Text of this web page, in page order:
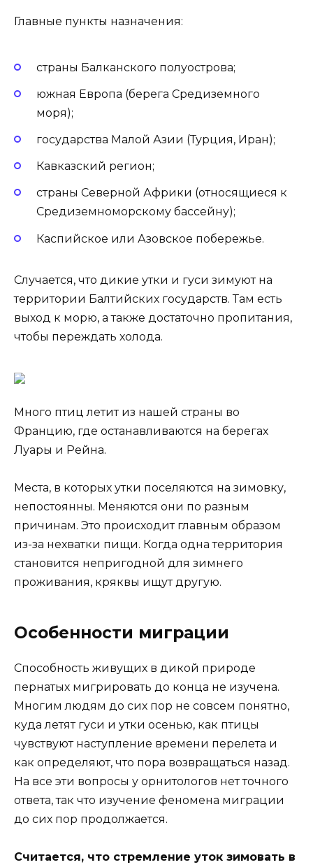
Главные пункты назначения:
страны Балканского полуострова;
южная Европа (берега Средиземного
моря);
государства Малой Азии (Турция, Иран);
Кавказский регион;
страны Северной Африки (относящиеся к
Средиземноморскому бассейну);
Каспийское или Азовское побережье.
Случается, что дикие утки и гуси зимуют на
территории Балтийских государств. Там есть
выход к морю, а также достаточно пропитания,
чтобы переждать холода.
Много птиц летит из нашей страны во
Францию, где останавливаются на берегах
Луары и Рейна.
Места, в которых утки поселяются на зимовку,
непостоянны. Меняются они по разным
причинам. Это происходит главным образом
из-за нехватки пищи. Когда одна территория
становится непригодной для зимнего
проживания, кряквы ищут другую.
Особенности миграции
Способность живущих в дикой природе
пернатых мигрировать до конца не изучена.
Многим людям до сих пор не совсем понятно,
куда летят гуси и утки осенью, как птицы
чувствуют наступление времени перелета и
как определяют, что пора возвращаться назад.
На все эти вопросы у орнитологов нет точного
ответа, так что изучение феномена миграции
до сих пор продолжается.
Считается, что стремление уток зимовать в